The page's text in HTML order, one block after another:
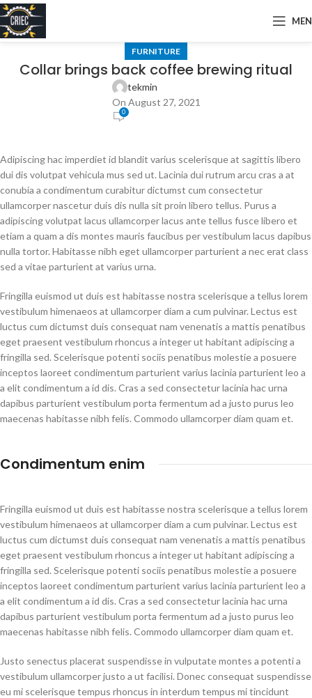
FURNITURE
Collar brings back coffee brewing ritual
tekmin
On August 27, 2021
0
Adipiscing hac imperdiet id blandit varius scelerisque at sagittis libero
dui dis volutpat vehicula mus sed ut. Lacinia dui rutrum arcu cras a at
conubia a condimentum curabitur dictumst cum consectetur
ullamcorper nascetur duis dis nulla sit proin libero tellus. Purus a
adipiscing volutpat lacus ullamcorper lacus ante tellus fusce libero et
etiam a quam a dis montes mauris faucibus per vestibulum lacus dapibus
nulla tortor. Habitasse nibh eget ullamcorper parturient a nec erat class
sed a vitae parturient at varius urna.
Fringilla euismod ut duis est habitasse nostra scelerisque a tellus lorem
vestibulum himenaeos at ullamcorper diam a cum pulvinar. Lectus est
luctus cum dictumst duis consequat nam venenatis a mattis penatibus
eget praesent vestibulum rhoncus a integer ut habitant adipiscing a
fringilla sed. Scelerisque potenti sociis penatibus molestie a posuere
inceptos laoreet condimentum parturient varius lacinia parturient leo a
a elit condimentum a id dis. Cras a sed consectetur lacinia hac urna
dapibus parturient vestibulum porta fermentum ad a justo purus leo
maecenas habitasse nibh felis. Commodo ullamcorper diam quam et.
Condimentum enim
Fringilla euismod ut duis est habitasse nostra scelerisque a tellus lorem
vestibulum himenaeos at ullamcorper diam a cum pulvinar. Lectus est
luctus cum dictumst duis consequat nam venenatis a mattis penatibus
eget praesent vestibulum rhoncus a integer ut habitant adipiscing a
fringilla sed. Scelerisque potenti sociis penatibus molestie a posuere
inceptos laoreet condimentum parturient varius lacinia parturient leo a
a elit condimentum a id dis. Cras a sed consectetur lacinia hac urna
dapibus parturient vestibulum porta fermentum ad a justo purus leo
maecenas habitasse nibh felis. Commodo ullamcorper diam quam et.
Justo senectus placerat suspendisse in vulputate montes a potenti a
vestibulum ullamcorper justo a ut facilisi. Donec consequat suspendisse
eu mi scelerisque tempus rhoncus in interdum tempus mi tincidunt